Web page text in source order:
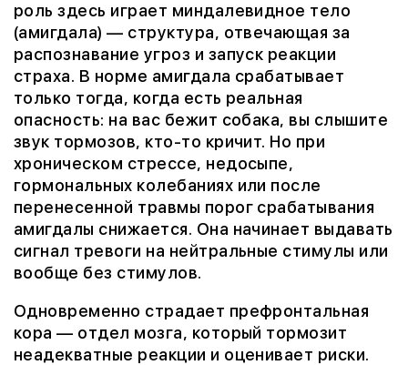
роль здесь играет миндалевидное тело
(амигдала) — структура, отвечающая за
распознавание угроз и запуск реакции
страха. В норме амигдала срабатывает
только тогда, когда есть реальная
опасность: на вас бежит собака, вы слышите
звук тормозов, кто-то кричит. Но при
хроническом стрессе, недосыпе,
гормональных колебаниях или после
перенесенной травмы порог срабатывания
амигдалы снижается. Она начинает выдавать
сигнал тревоги на нейтральные стимулы или
вообще без стимулов.
Одновременно страдает префронтальная
кора — отдел мозга, который тормозит
неадекватные реакции и оценивает риски.